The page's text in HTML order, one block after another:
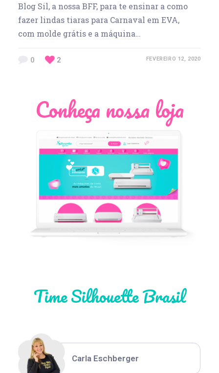
Blog Sil, a nossa BFF, para te ensinar a como
fazer lindas tiaras para Carnaval em EVA,
com molde grátis e a máquina…
0 2 FEVEREIRO 12, 2020
Conheça nossa loja
Time Silhouette Brasil
Léia Pastori
Thiara Ney
Carla Eschberger